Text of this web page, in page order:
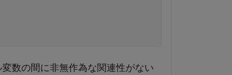
数の間に非無作為な関連性がない